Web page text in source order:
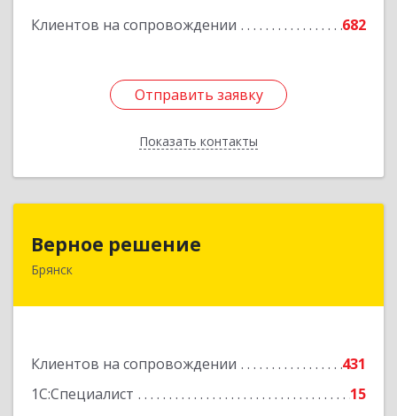
Клиентов на сопровождении 682
Отправить заявку
Показать контакты
Отправить заявку
Назад
Верное решение
Брянск
Клиентов на сопровождении
431
1С:Специалист
15
241035, Брянская обл, Брянск г, Ульянова ул,